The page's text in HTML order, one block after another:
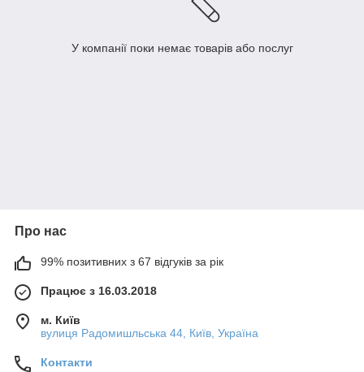
У компанії поки немає товарів або послуг
Про нас
99% позитивних з 67 відгуків за рік
Працює з 16.03.2018
м. Київ
вулиця Радомишльська 44, Київ, Україна
Контакти